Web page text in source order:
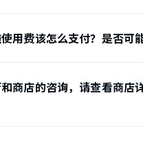
用费该怎么支付？是否可
商店的咨询，请查看商店